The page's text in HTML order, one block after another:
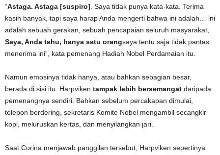
“Astaga. Astaga [suspiro] . Saya tidak punya kata-kata. Terima
kasih banyak, tapi saya harap Anda mengerti bahwa ini adalah… ini
adalah sebuah gerakan, sebuah pencapaian seluruh masyarakat,
Saya, Anda tahu, hanya satu orangsaya tentu saja tidak pantas
menerima ini”, kata pemenang Hadiah Nobel Perdamaian itu.
Namun emosinya tidak hanya, atau bahkan sebagian besar,
berada di sisi itu. Harpviken tampak lebih bersemangat daripada
pemenangnya sendiri. Bahkan sebelum percakapan dimulai,
telepon berdering, sekretaris Komite Nobel mengambil secangkir
kopi, meluruskan kertas, dan menyilangkan jari.
Saat Corina menjawab panggilan tersebut, Harpviken sepertinya